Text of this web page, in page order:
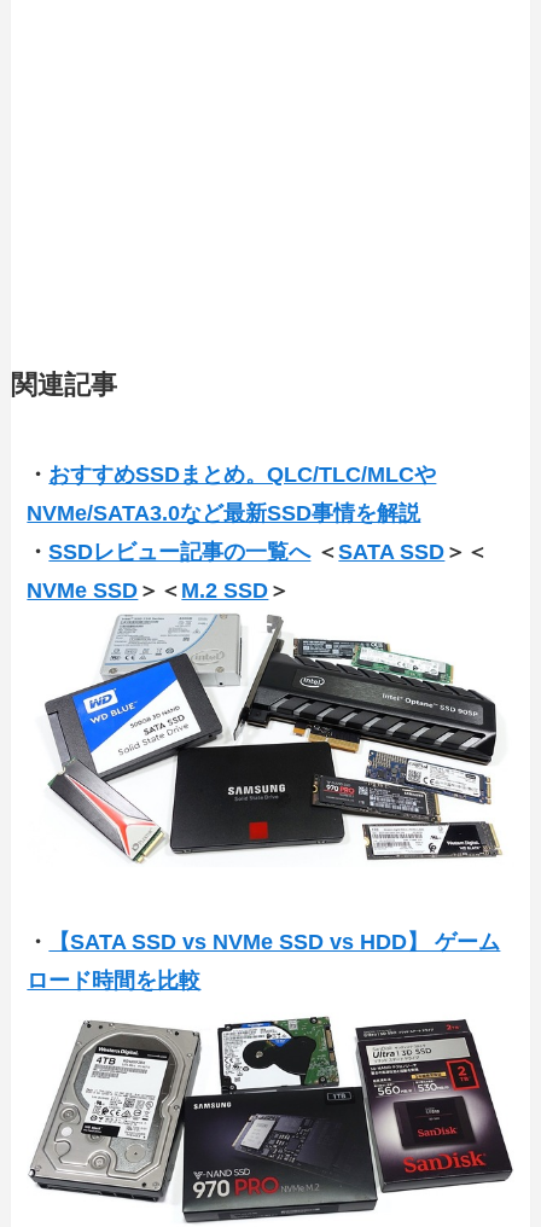
関連記事
・ おすすめSSDまとめ。QLC/TLC/MLCや
NVMe/SATA3.0など最新SSD事情を解説
・SSDレビュー記事の一覧へ＜SATA SSD ＞＜
NVMe SSD ＞＜ M.2 SSD ＞
・
【SATA SSD vs NVMe SSD vs HDD】 ゲーム
ロード時間を比較